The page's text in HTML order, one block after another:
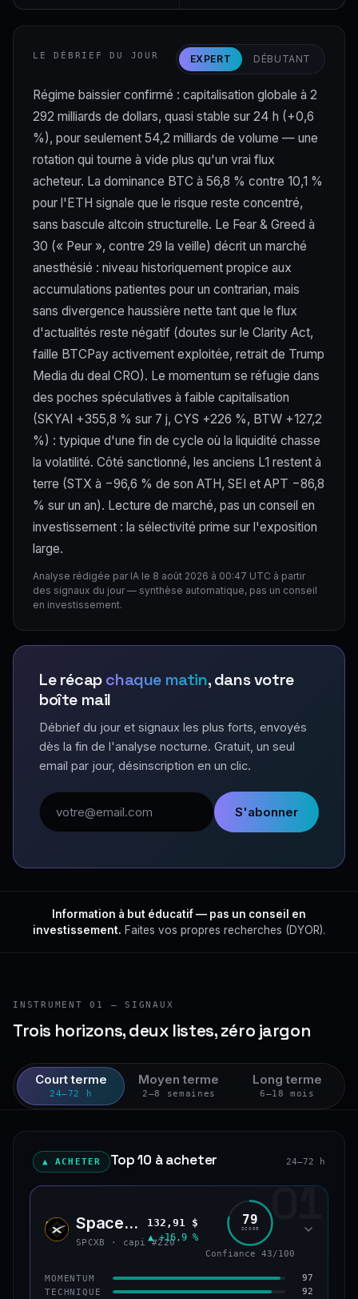
LE DÉBRIEF DU JOUR EXPERT DÉBUTANT
Régime baissier confirmé : capitalisation globale à 2
292 milliards de dollars, quasi stable sur 24 h (+0,6
%), pour seulement 54,2 milliards de volume — une
rotation qui tourne à vide plus qu'un vrai flux
acheteur. La dominance BTC à 56,8 % contre 10,1 %
pour l'ETH signale que le risque reste concentré,
sans bascule altcoin structurelle. Le Fear & Greed à
30 (« Peur », contre 29 la veille) décrit un marché
anesthésié : niveau historiquement propice aux
accumulations patientes pour un contrarian, mais
sans divergence haussière nette tant que le flux
d'actualités reste négatif (doutes sur le Clarity Act,
faille BTCPay activement exploitée, retrait de Trump
Media du deal CRO). Le momentum se réfugie dans
des poches spéculatives à faible capitalisation
(SKYAI +355,8 % sur 7 j, CYS +226 %, BTW +127,2
%) : typique d'une fin de cycle où la liquidité chasse
la volatilité. Côté sanctionné, les anciens L1 restent à
terre (STX à −96,6 % de son ATH, SEI et APT −86,8
% sur un an). Lecture de marché, pas un conseil en
investissement : la sélectivité prime sur l'exposition
large.
Analyse rédigée par IA le 8 août 2026 à 00:47 UTC à partir
des signaux du jour — synthèse automatique, pas un conseil
en investissement.
Le récapchaque matin, dans votre
boîte mail
Débrief du jour et signaux les plus forts, envoyés
dès la fin de l'analyse nocturne. Gratuit, un seul
email par jour, désinscription en un clic.
Adresse email
S'abonner
Information à but éducatif — pas un conseil en
investissement. Faites vos propres recherches (DYOR).
INSTRUMENT 01 — SIGNAUX
Trois horizons, deux listes, zéro jargon
Court terme
24–72 h
Moyen terme
2–8 semaines
Long terme
6–18 mois
▲ ACHETER Top 10 à acheter 24–72 h
01
SPCX SpaceX (bStocks Tokenized Stock)
SPCXB · capi #220
132,91 $
▲ +16,9 %
79
SCORE
Confiance 43/100
MOMENTUM 97
TECHNIQUE 92